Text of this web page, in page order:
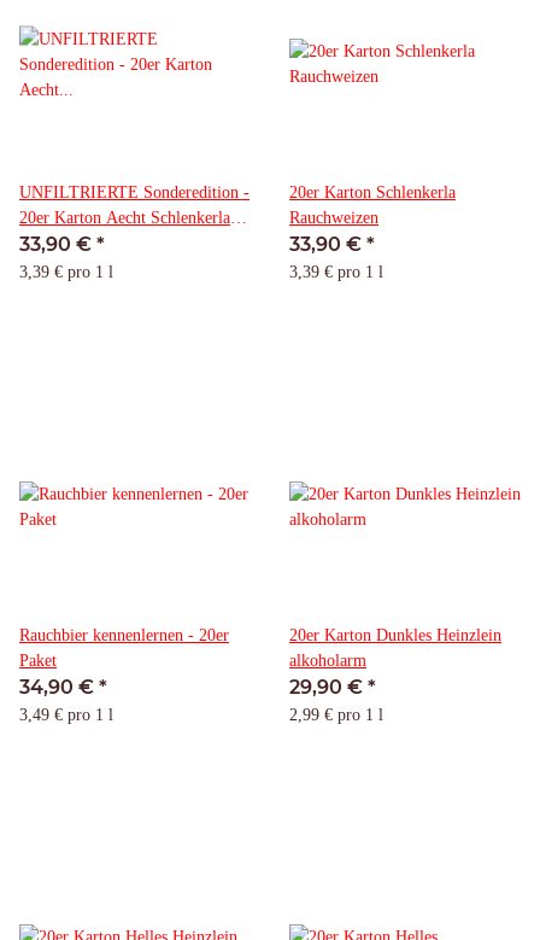
UNFILTRIERTE Sonderedition -
20er Karton Aecht Schlenkerla
Rauchbier Märzen
33,90 € *
3,39 € pro 1 l
20er Karton Schlenkerla
Rauchweizen
33,90 € *
3,39 € pro 1 l
Rauchbier kennenlernen - 20er
Paket
34,90 € *
3,49 € pro 1 l
20er Karton Dunkles Heinzlein
alkoholarm
29,90 € *
2,99 € pro 1 l